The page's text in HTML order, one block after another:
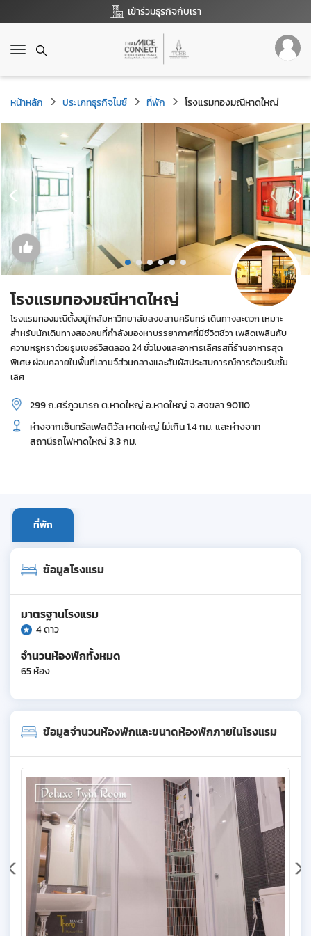
เข้าร่วมธุรกิจกับเรา
T
g
g
l
e
n
a
v
i
o
n
หน้าหลัก ประเภทธุรกิจไมซ์ ที่พัก โรงแรมทองมณีหาดใหญ่
โรงแรมทองมณีหาดใหญ่
โรงแรมทองมณีตั้งอยู่ใกล้มหาวิทยาลัยสงขลานครินทร์ เดินทางสะดวก เหมาะ
สำหรับนักเดินทางสองคนที่กำลังมองหาบรรยากาศที่มีชีวิตชีวา เพลิดเพลินกับ
ความหรูหราด้วยรูมเซอร์วิสตลอด 24 ชั่วโมงและอาหารเลิศรสที่ร้านอาหารสุด
พิเศษ ผ่อนคลายในพื้นที่เลานจ์ส่วนกลางและสัมผัสประสบการณ์การต้อนรับชั้น
เลิศ
299 ถ.ศรีภูวนารถ ต.หาดใหญ่ อ.หาดใหญ่ จ.สงขลา 90110
ห่างจากเซ็นทรัลเฟสติวัล หาดใหญ่ ไม่เกิน 1.4 กม. และห่างจาก
สถานีรถไฟหาดใหญ่ 3.3 กม.
ที่พัก
ข้อมูลโรงแรม
มาตรฐานโรงแรม
4 ดาว
จำนวนห้องพักทั้งหมด
65 ห้อง
ข้อมูลจำนวนห้องพักและขนาดห้องพักภายในโรงแรม